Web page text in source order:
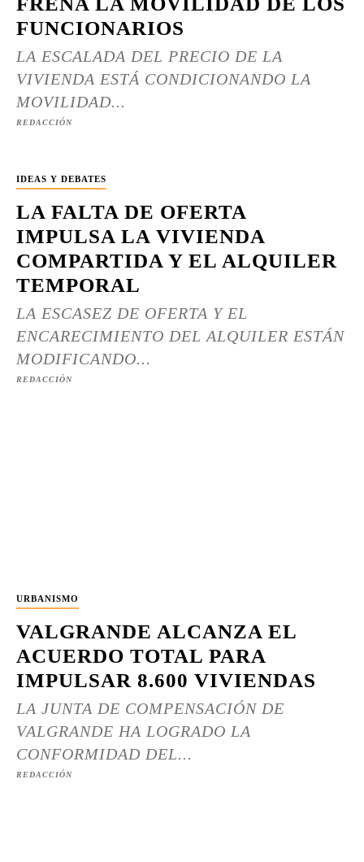
FUNCIONARIOS
LA ESCALADA DEL PRECIO DE LA
VIVIENDA ESTÁ CONDICIONANDO LA
MOVILIDAD...
REDACCIÓN
IDEAS Y DEBATES
LA FALTA DE OFERTA
IMPULSA LA VIVIENDA
COMPARTIDA Y EL ALQUILER
TEMPORAL
LA ESCASEZ DE OFERTA Y EL
ENCARECIMIENTO DEL ALQUILER ESTÁN
MODIFICANDO...
REDACCIÓN
URBANISMO
VALGRANDE ALCANZA EL
ACUERDO TOTAL PARA
IMPULSAR 8.600 VIVIENDAS
LA JUNTA DE COMPENSACIÓN DE
VALGRANDE HA LOGRADO LA
CONFORMIDAD DEL...
REDACCIÓN